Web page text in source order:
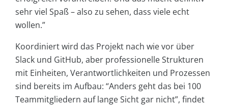
sehr viel Spaß – also zu sehen, dass viele echt
wollen.”
Koordiniert wird das Projekt nach wie vor über
Slack und GitHub, aber professionelle Strukturen
mit Einheiten, Verantwortlichkeiten und Prozessen
sind bereits im Aufbau: “Anders geht das bei 100
Teammitgliedern auf lange Sicht gar nicht”, findet